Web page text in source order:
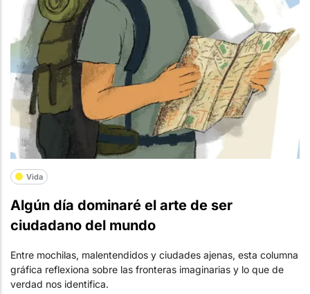
Vida
Algún día dominaré el arte de ser
ciudadano del mundo
Entre mochilas, malentendidos y ciudades ajenas, esta columna
gráfica reflexiona sobre las fronteras imaginarias y lo que de
verdad nos identifica.